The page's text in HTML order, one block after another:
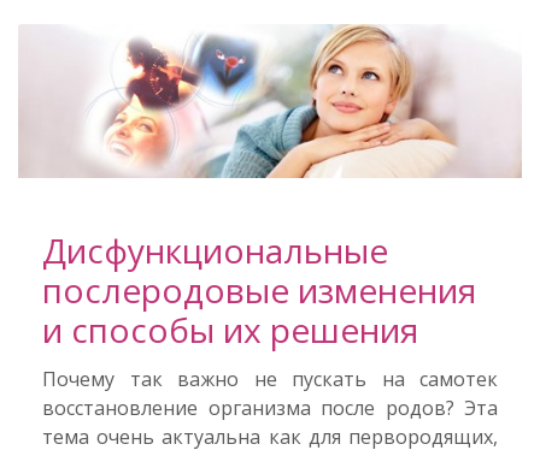
Дисфункциональные
послеродовые изменения
и способы их решения
Почему так важно не пускать на самотек
восстановление организма после родов? Эта
тема очень актуальна как для первородящих,